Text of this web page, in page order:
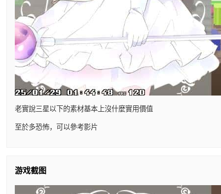
老實說三星以下的素材基本上沒什麼實用價值
至於多恐怖，可以參考影片
游戏截图